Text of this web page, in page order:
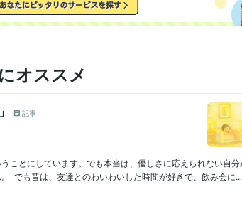
オススメ
記事
ことにしています。でも本当は、優しさに応えられない自
でも昔は、友達とのわいわいした時間が好きで、飲み会に...